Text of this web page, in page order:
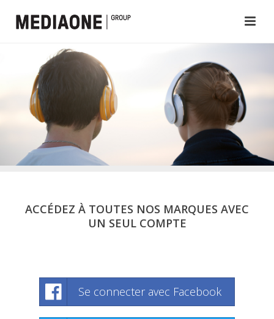
ACCÉDEZ À TOUTES NOS MARQUES AVEC
UN SEUL COMPTE
Se connecter avec Facebook